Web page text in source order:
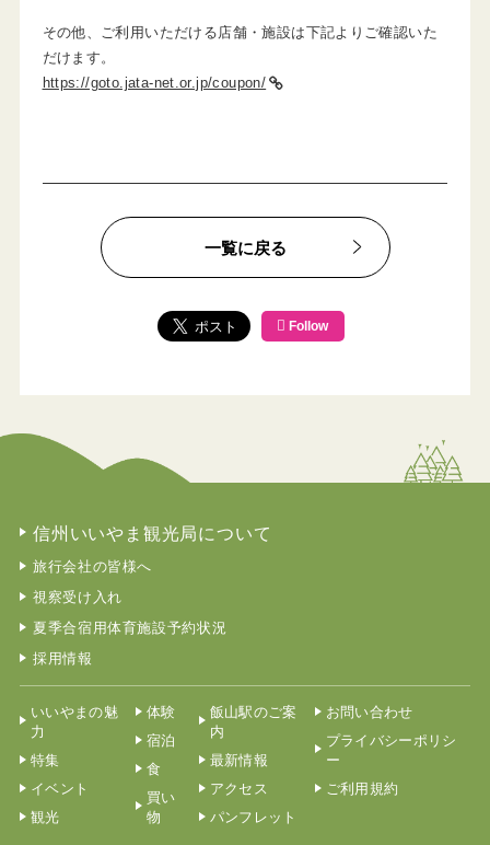
その他、ご利用いただける店舗・施設は下記よりご確認いた
だけます。
https://goto.jata-net.or.jp/coupon/
一覧に戻る
Follow
信州いいやま観光局について
旅行会社の皆様へ
視察受け入れ
夏季合宿用体育施設予約状況
採用情報
いいやまの魅
力
特集
イベント
観光
体験
宿泊
食
買い
物
飯山駅のご案
内
最新情報
アクセス
パンフレット
お問い合わせ
プライバシーポリシ
ー
ご利用規約